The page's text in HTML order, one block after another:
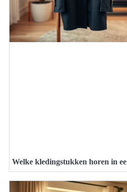
Welke kledingstukken horen in